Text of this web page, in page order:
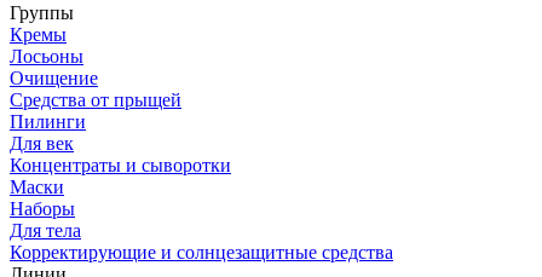
Группы
Кремы
Лосьоны
Очищение
Средства от прыщей
Пилинги
Для век
Концентраты и сыворотки
Маски
Наборы
Для тела
Корректирующие и солнцезащитные средства